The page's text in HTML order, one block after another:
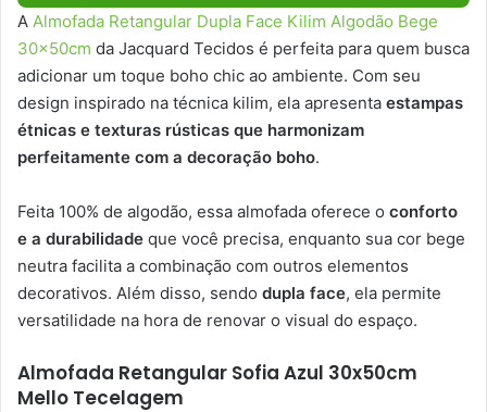
A Almofada Retangular Dupla Face Kilim Algodão Bege
30x50cm da Jacquard Tecidos é perfeita para quem busca
adicionar um toque boho chic ao ambiente. Com seu
design inspirado na técnica kilim, ela apresenta estampas
étnicas e texturas rústicas que harmonizam
perfeitamente com a decoração boho.
Feita 100% de algodão, essa almofada oferece o conforto
e a durabilidade que você precisa, enquanto sua cor bege
neutra facilita a combinação com outros elementos
decorativos. Além disso, sendo dupla face, ela permite
versatilidade na hora de renovar o visual do espaço.
Almofada Retangular Sofia Azul 30x50cm
Mello Tecelagem